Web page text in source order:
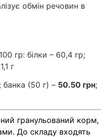
обмін речовин в
гр: білки – 60,4 гр;
г
; банка (50 г) – 50.50 грн;
гранульований корм,
До складу входять